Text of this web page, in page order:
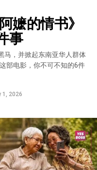
嬷的情书》
事
马，并掀起东南亚华人群体
部电影，你不可不知的6件
1, 2026